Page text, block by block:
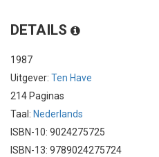
DETAILS
1987
Uitgever: Ten Have
214 Paginas
Taal: Nederlands
ISBN-10: 9024275725
ISBN-13: 9789024275724